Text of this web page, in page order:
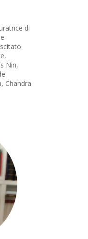
di
Nin,
Chandra